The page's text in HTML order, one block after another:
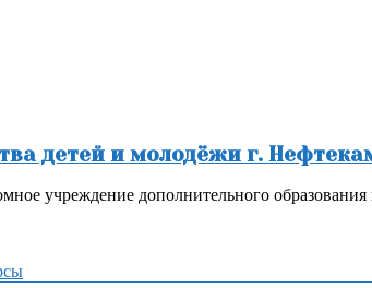
детей и молодёжи г.
учреждение дополнительного